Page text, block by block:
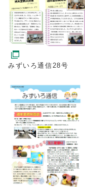
みずいろ通信28号